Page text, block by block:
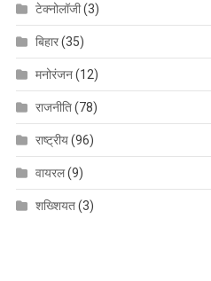
टेक्नोलॉजी(3)
बिहार(35)
मनोरंजन(12)
राजनीति(78)
राष्ट्रीय(96)
वायरल(9)
शख्शियत(3)